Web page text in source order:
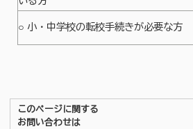
○ 小・中学校の転校手続きが必要な方
このページに関する
お問い合わせは